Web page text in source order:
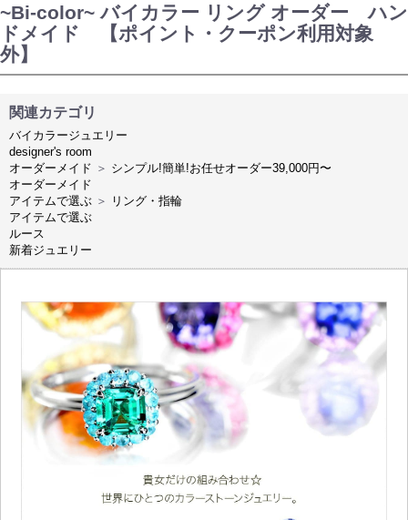
~Bi-color~ バイカラー リング オーダー ハン
ドメイド 【ポイント・クーポン利用対象
外】
関連カテゴリ
バイカラージュエリー
designer's room
オーダーメイド ＞ シンプル!簡単!お任せオーダー39,000円〜
オーダーメイド
アイテムで選ぶ ＞
リング・指輪
アイテムで選ぶ
ルース
新着ジュエリー